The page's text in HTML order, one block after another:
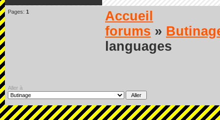
Pages: 1
Accueil
forums »
languages
Aller à